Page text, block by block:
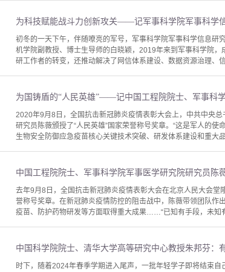
为科技赋能战斗力创新攻关——记军事科学院军事科学
初冬的一天下午，伴随嘹亮的军号，军事科学院军事科学信息
机学院副教授、博士生导师的白晓颖，2019年来到军事科学院
研工作者的转变，还推动解决了网信体系建设、数据资源治理、
为国铸盾的“人民英雄”——记中国工程院院士、军事科
2020年9月8日，全国抗击新冠肺炎疫情表彰大会上，中共中央
研究员陈薇颁授了“人民英雄”国家荣誉称号奖章。“这是军人的
生物安全防御应急疫苗核心关键技术突破、研发体系建设和重
中国工程院院士、军事科学院军事医学研究院研究员
去年9月8日，全国抗击新冠肺炎疫情表彰大会在北京人民大会堂
誉称号奖章。在新冠肺炎疫情防控的阻击战中，陈薇带领团队作
疫苗、防护药物研发等方面取得重大成果……“已知有手段，未知
中国科学院院士、清华大学高等研究中心教授朱邦芬：
时下，随着2024年春季学期进入尾声，一批年轻学子即将结束